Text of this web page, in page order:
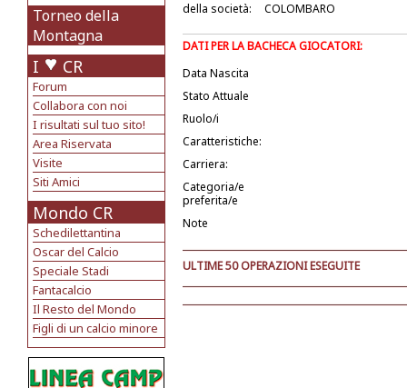
Torneo della
Montagna
I CR
Forum
Collabora con noi
I risultati sul tuo sito!
Area Riservata
Visite
Siti Amici
Mondo CR
Schedilettantina
Oscar del Calcio
Speciale Stadi
Fantacalcio
Il Resto del Mondo
Figli di un calcio minore
della società:
COLOMBARO
DATI PER LA BACHECA GIOCATORI:
Data Nascita
Stato Attuale
Ruolo/i
Caratteristiche:
Carriera:
Categoria/e
preferita/e
Note
ULTIME 50 OPERAZIONI ESEGUITE